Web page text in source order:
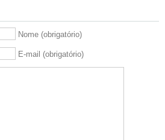
Nome (obrigatório)
E-mail (obrigatório)